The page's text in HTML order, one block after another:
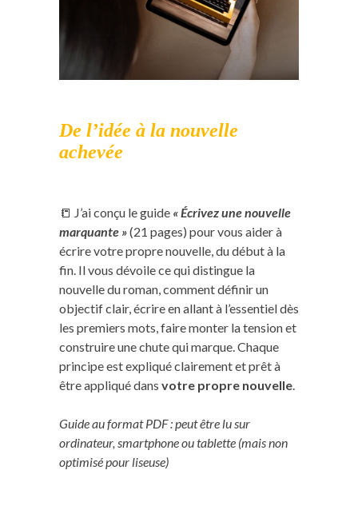
De l’idée à la nouvelle
achevée
📒 J’ai conçu le guide « Écrivez une nouvelle
marquante »(21 pages) pour vous aider à
écrire votre propre nouvelle, du début à la
fin. Il vous dévoile ce qui distingue la
nouvelle du roman, comment définir un
objectif clair, écrire en allant à l’essentiel dès
les premiers mots, faire monter la tension et
construire une chute qui marque. Chaque
principe est expliqué clairement et prêt à
être appliqué dans votre propre nouvelle
Guide au format PDF : peut être lu sur
ordinateur, smartphone ou tablette (mais non
optimisé pour liseuse)